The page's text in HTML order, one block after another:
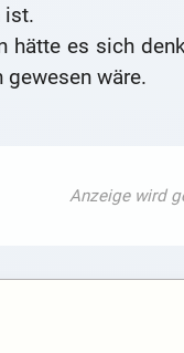
ist.
hätte es sich
gewesen wäre.